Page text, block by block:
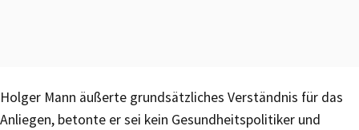
Holger Mann äußerte grundsätzliches Verständnis für das
Anliegen, betonte er sei kein Gesundheitspolitiker und